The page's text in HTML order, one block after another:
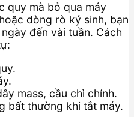
quy mà bỏ qua máy
dòng rò ký sinh, bạn
đến vài tuần. Cách
mass, cầu chì chính.
bất thường khi tắt máy.